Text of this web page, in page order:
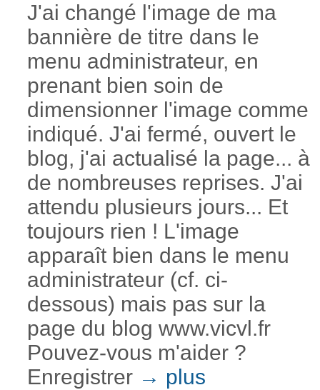
J'ai changé l'image de ma
bannière de titre dans le
menu administrateur, en
prenant bien soin de
dimensionner l'image comme
indiqué. J'ai fermé, ouvert le
blog, j'ai actualisé la page... à
de nombreuses reprises. J'ai
attendu plusieurs jours... Et
toujours rien ! L'image
apparaît bien dans le menu
administrateur (cf. ci-
dessous) mais pas sur la
page du blog www.vicvl.fr
Pouvez-vous m'aider ?
Enregistrer → plus